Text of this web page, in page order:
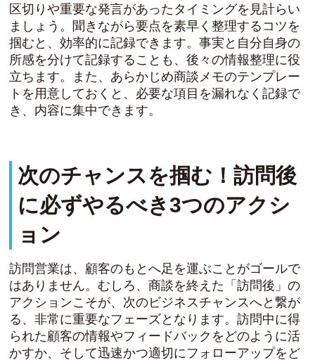
区切りや重要な発言があったタイミングを見計らい
ましょう。聞きながら要点を素早く整理するコツを
掴むと、効率的に記録できます。事実と自分自身の
所感を分けて記録することも、後々の情報整理に役
立ちます。また、あらかじめ商談メモのテンプレー
トを用意しておくと、必要な項目を漏れなく記録で
き、内容に集中できます。
次のチャンスを掴む！訪問後
に必ずやるべき3つのアクシ
ョン
訪問営業は、顧客のもとへ足を運ぶことがゴールで
はありません。むしろ、商談を終えた「訪問後」の
アクションこそが、次のビジネスチャンスへと繋が
る、非常に重要なフェーズとなります。訪問中に得
られた顧客の情報やフィードバックをどのように活
かすか、そして迅速かつ適切にフォローアップをど